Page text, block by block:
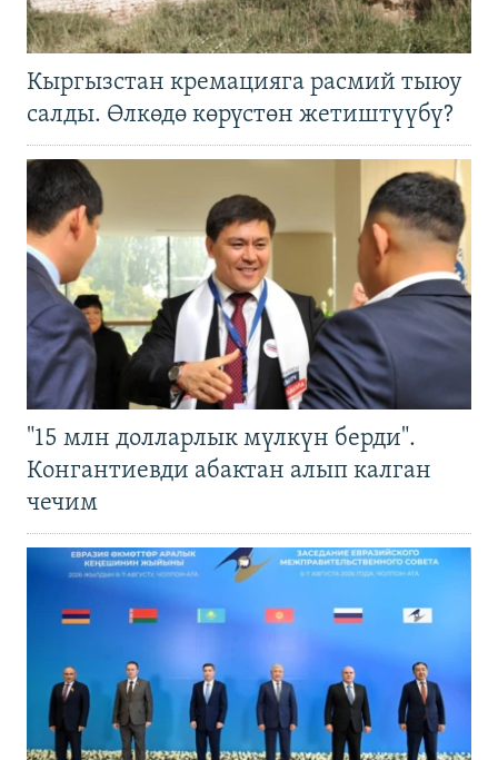
Кыргызстан кремацияга расмий тыюу
салды. Өлкөдө көрүстөн жетиштүүбү?
"15 млн долларлык мүлкүн берди".
Конгантиевди абактан алып калган
чечим